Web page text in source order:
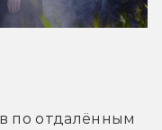
по отдалённым